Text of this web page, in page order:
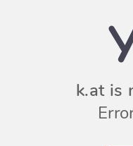
k.at is